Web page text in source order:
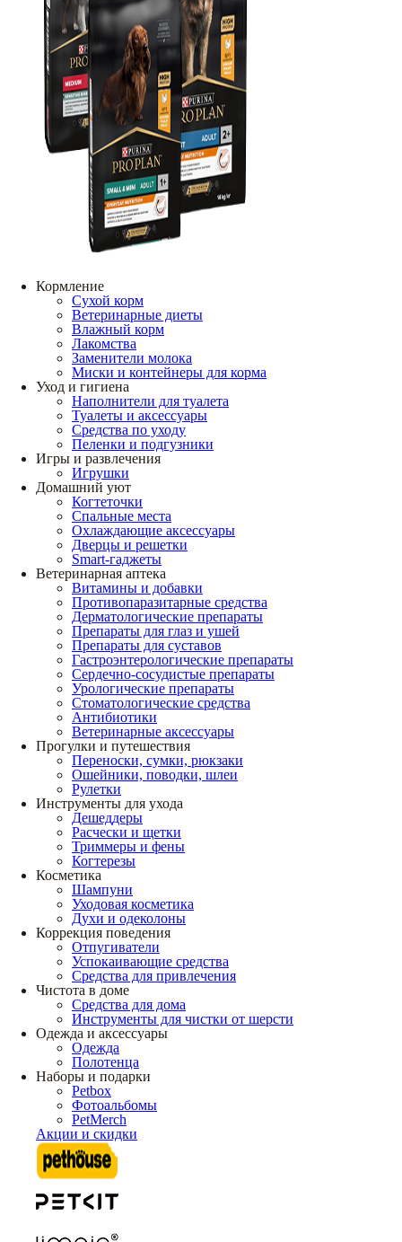
Кормление
Сухой корм
Ветеринарные диеты
Влажный корм
Лакомства
Заменители молока
Миски и контейнеры для корма
Уход и гигиена
Наполнители для туалета
Туалеты и аксессуары
Средства по уходу
Пеленки и подгузники
Игры и развлечения
Игрушки
Домашний уют
Когтеточки
Спальные места
Охлаждающие аксессуары
Дверцы и решетки
Smart-гаджеты
Ветеринарная аптека
Витамины и добавки
Противопаразитарные средства
Дерматологические препараты
Препараты для глаз и ушей
Препараты для суставов
Гастроэнтерологические препараты
Сердечно-сосудистые препараты
Урологические препараты
Стоматологические средства
Антибиотики
Ветеринарные аксессуары
Прогулки и путешествия
Переноски, сумки, рюкзаки
Ошейники, поводки, шлеи
Рулетки
Инструменты для ухода
Дешеддеры
Расчески и щетки
Триммеры и фены
Когтерезы
Косметика
Шампуни
Уходовая косметика
Духи и одеколоны
Коррекция поведения
Отпугиватели
Успокаивающие средства
Средства для привлечения
Чистота в доме
Средства для дома
Инструменты для чистки от шерсти
Одежда и аксессуары
Одежда
Полотенца
Наборы и подарки
Petbox
Фотоальбомы
PetMerch
Акции и скидки